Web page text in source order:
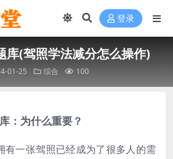
登录
库(驾照学法减分怎么操作)
01-25 综合 100
：为什么重要？
有一张驾照已经成为了很多人的需